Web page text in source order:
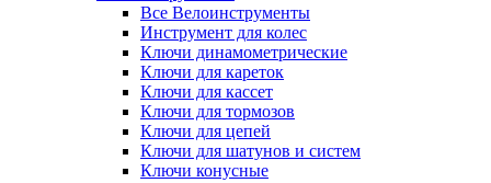
Все Велоинструменты
Инструмент для колес
Ключи динамометрические
Ключи для кареток
Ключи для кассет
Ключи для тормозов
Ключи для цепей
Ключи для шатунов и систем
Ключи конусные